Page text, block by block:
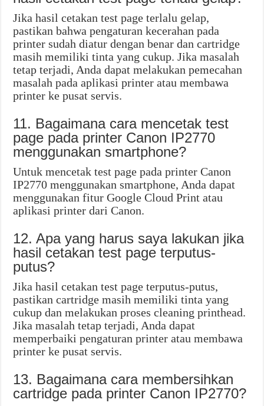
Jika hasil cetakan test page terlalu gelap,
pastikan bahwa pengaturan kecerahan pada
printer sudah diatur dengan benar dan cartridge
masih memiliki tinta yang cukup. Jika masalah
tetap terjadi, Anda dapat melakukan pemecahan
masalah pada aplikasi printer atau membawa
printer ke pusat servis.
11. Bagaimana cara mencetak test
page pada printer Canon IP2770
menggunakan smartphone?
Untuk mencetak test page pada printer Canon
IP2770 menggunakan smartphone, Anda dapat
menggunakan fitur Google Cloud Print atau
aplikasi printer dari Canon.
12. Apa yang harus saya lakukan jika
hasil cetakan test page terputus-
putus?
Jika hasil cetakan test page terputus-putus,
pastikan cartridge masih memiliki tinta yang
cukup dan melakukan proses cleaning printhead.
Jika masalah tetap terjadi, Anda dapat
memperbaiki pengaturan printer atau membawa
printer ke pusat servis.
13. Bagaimana cara membersihkan
cartridge pada printer Canon IP2770?